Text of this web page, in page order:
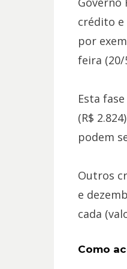
crédito e
por
feira (20/
Esta
(R$
podem
Outros
e
cada
Como